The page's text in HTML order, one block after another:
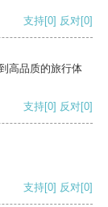
支持[0] 反对[0]
高品质的旅行体
支持[0] 反对[0]
支持[0] 反对[0]